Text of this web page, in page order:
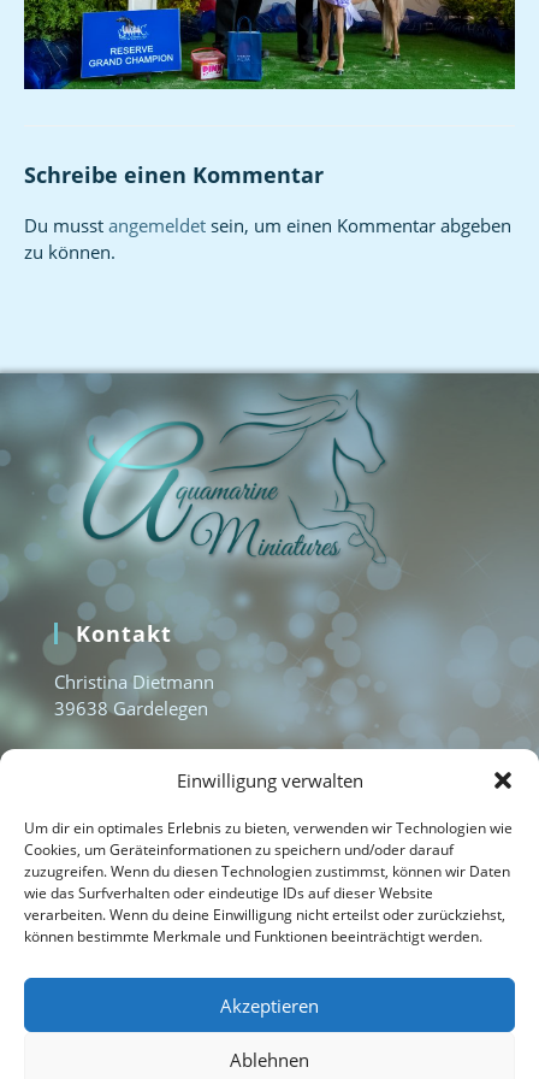
Einwilligung verwalten
Um dir ein optimales Erlebnis zu bieten, verwenden wir Technologien wie
Cookies, um Geräteinformationen zu speichern und/oder darauf
zuzugreifen. Wenn du diesen Technologien zustimmst, können wir Daten
wie das Surfverhalten oder eindeutige IDs auf dieser Website
verarbeiten. Wenn du deine Einwilligung nicht erteilst oder zurückziehst,
können bestimmte Merkmale und Funktionen beeinträchtigt werden.
Akzeptieren
Ablehnen
Schreibe einen Kommentar
Du musst angemeldet sein, um einen Kommentar abgeben
zu können.
Kontakt
Christina Dietmann
39638 Gardelegen
info@aquamarine-miniatures.com
Home
Kontakt
Datenschutzerklärung